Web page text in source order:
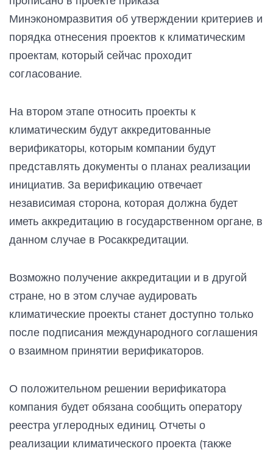
Минэкономразвития об утверждении критериев и
порядка отнесения проектов к климатическим
проектам, который сейчас проходит
согласование.
На втором этапе относить проекты к
климатическим будут аккредитованные
верификаторы, которым компании будут
представлять документы о планах реализации
инициатив. За верификацию отвечает
независимая сторона, которая должна будет
иметь аккредитацию в государственном органе, в
данном случае в Росаккредитации.
Возможно получение аккредитации и в другой
стране, но в этом случае аудировать
климатические проекты станет доступно только
после подписания международного соглашения
о взаимном принятии верификаторов.
О положительном решении верификатора
компания будет обязана сообщить оператору
реестра углеродных единиц. Отчеты о
реализации климатического проекта (также